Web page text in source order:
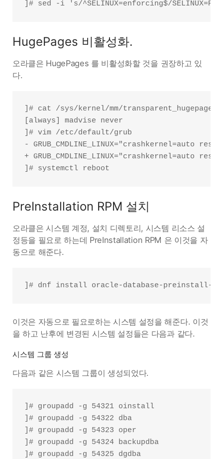
HugePages 비활성화.
오라클은 HugePages 를 비활성화할 것을 권장하고 있
다.
]# cat /sys/kernel/mm/transparent_hugepage/
[always] madvise never
]# vim /etc/default/grub
- GRUB_CMDLINE_LINUX="crashkernel=auto
+ GRUB_CMDLINE_LINUX="crashkernel=auto
PreInstallation RPM 설치
오라클은 시스템 계정, 설치 디렉토리, 시스템 리소스 설
정등을 필요로 하는데 PreInstallation RPM 은 이것을 자
동으로 해준다.
이것은 자동으로 필요로하는 시스템 설정을 해준다. 이것
을 하고 난후에 변경된 시스템 설정들은 다음과 같다.
시스템 그룹 생성
다음과 같은 시스템 그룹이 생성되었다.
]# groupadd -g 54321 oinstall
]# groupadd -g 54322 dba
]# groupadd -g 54323 oper
]# groupadd -g 54324 backupdba
]# groupadd -g 54325 dgdba